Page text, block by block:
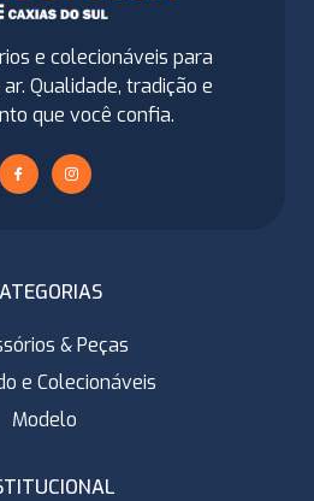
e colecionáveis para
Qualidade, tradição e
que você confia.
& Peças
e Colecionáveis
Modelo